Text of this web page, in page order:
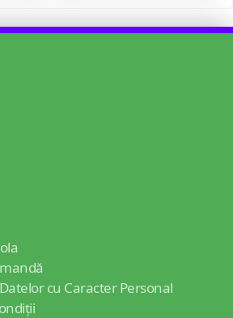
cu Caracter Personal